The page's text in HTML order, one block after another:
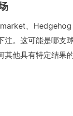
、
。这可能是哪支
他具有特定结果